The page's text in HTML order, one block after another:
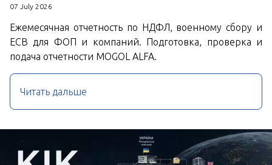
07 July 2026
Ежемесячная отчетность по НДФЛ, военному сбору и
ЕСВ для ФОП и компаний. Подготовка, проверка и
подача отчетности MOGOL ALFA.
Читать дальше